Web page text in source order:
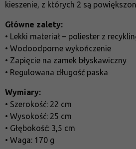
kieszenie, z których 2 są
Główne zalety:
• Lekki materiał – poliester z
• Wodoodporne wykończenie
• Zapięcie na zamek błyskawiczny
• Regulowana długość paska
Wymiary:
• Szerokość: 22 cm
• Wysokość: 25 cm
• Głębokość: 3,5 cm
• Waga: 170 g